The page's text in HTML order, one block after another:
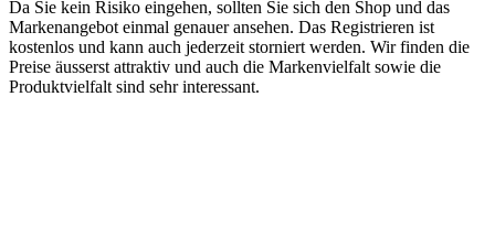
Da Sie kein Risiko eingehen, sollten Sie sich den Shop und das
Markenangebot einmal genauer ansehen. Das Registrieren ist
kostenlos und kann auch jederzeit storniert werden. Wir finden die
Preise äusserst attraktiv und auch die Markenvielfalt sowie die
Produktvielfalt sind sehr interessant.